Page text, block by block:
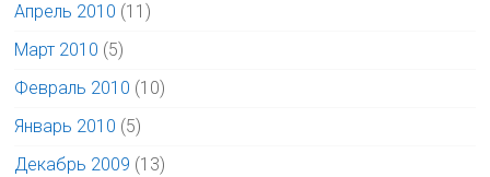
Апрель 2010 (11)
Март 2010 (5)
Февраль 2010 (10)
Январь 2010 (5)
Декабрь 2009 (13)